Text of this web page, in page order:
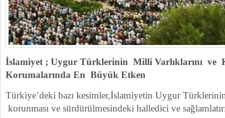
İslamiyet ; Uygur Türklerinin Milli Varlıklarını ve
Korumalarında En Büyük Etken
Türkiye’deki bazı kesimler,İslamiyetin Uygur
korunması ve sürdürülmesindeki halledici ve